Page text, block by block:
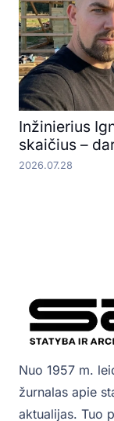
Inžinierius
skaičius –
2026.07.28
Nuo 1957 m.
žurnalas apie
aktualijas. Tuo